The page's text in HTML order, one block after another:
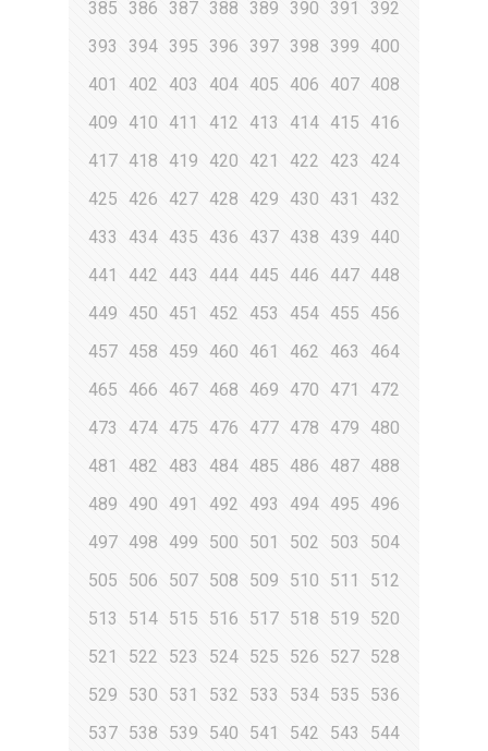
385 386 387 388 389 390 391
392
393
394 395 396 397 398 399
400
401
402 403 404 405 406 407 408
409
410 411 412 413 414 415
416
417 418 419 420 421 422 423
424
425
426 427 428 429 430 431
432
433
434 435 436 437 438 439
440
441
442 443 444 445 446 447 448
449
450 451 452 453 454 455
456
457 458 459 460 461 462 463
464
465
466 467 468 469 470 471
472
473
474 475 476 477 478 479
480
481
482 483 484 485 486 487 488
489
490 491 492 493 494 495
496
497 498 499 500 501 502 503
504
505
506 507 508 509 510 511
512
513
514 515 516 517 518 519
520
521
522 523 524 525 526 527 528
529
530 531 532 533 534 535
536
537 538 539 540 541 542 543
544